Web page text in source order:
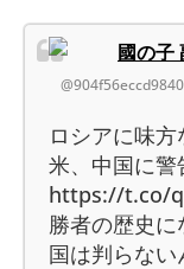
國の子
ロシアに味方
米、中国に警
https://t.co/
勝者の歴史
国は判らない